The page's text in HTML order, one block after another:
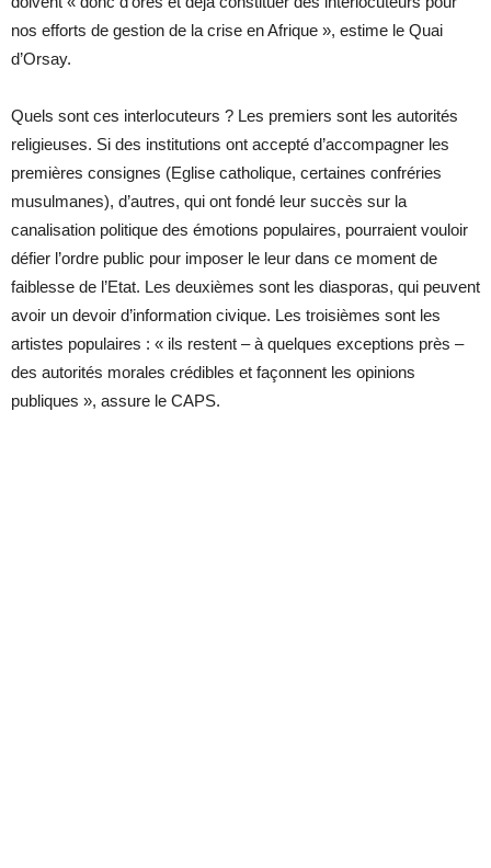
nos efforts de gestion de la crise en Afrique », estime le Quai
d’Orsay.
Quels sont ces interlocuteurs ? Les premiers sont les autorités
religieuses. Si des institutions ont accepté d’accompagner les
premières consignes (Eglise catholique, certaines confréries
musulmanes), d’autres, qui ont fondé leur succès sur la
canalisation politique des émotions populaires, pourraient vouloir
défier l’ordre public pour imposer le leur dans ce moment de
faiblesse de l’Etat. Les deuxièmes sont les diasporas, qui peuvent
avoir un devoir d’information civique. Les troisièmes sont les
artistes populaires : « ils restent – à quelques exceptions près –
des autorités morales crédibles et façonnent les opinions
publiques », assure le CAPS.